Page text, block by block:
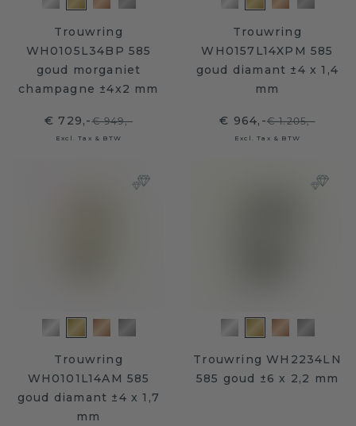
Trouwring
WH0105L34BP 585
goud morganiet
champagne ±4x2 mm
€ 729,-€ 949,-
Excl. Tax & BTW
Trouwring
WH0157L14XPM 585
goud diamant ±4 x 1,4
mm
€ 964,-€ 1.205,-
Excl. Tax & BTW
Trouwring
WH0101L14AM 585
goud diamant ±4 x 1,7
mm
Trouwring WH2234LN
585 goud ±6 x 2,2 mm